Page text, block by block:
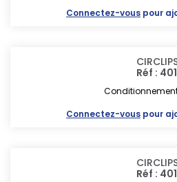
Connectez-vous pour
Réf :
Connectez-vous pour
Réf :